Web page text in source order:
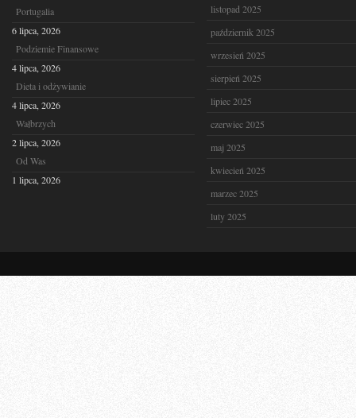
Portugalia
6 lipca, 2026
Podziemie Finansowe
4 lipca, 2026
Dieta i odżywianie
4 lipca, 2026
Wałbrzych
2 lipca, 2026
Od Was
1 lipca, 2026
listopad 2025
październik 2025
wrzesień 2025
sierpień 2025
lipiec 2025
czerwiec 2025
maj 2025
kwiecień 2025
marzec 2025
luty 2025